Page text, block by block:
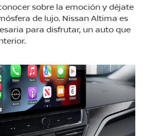
sobre la emoción y déjate
de lujo. Nissan Altima es
para disfrutar, un auto que